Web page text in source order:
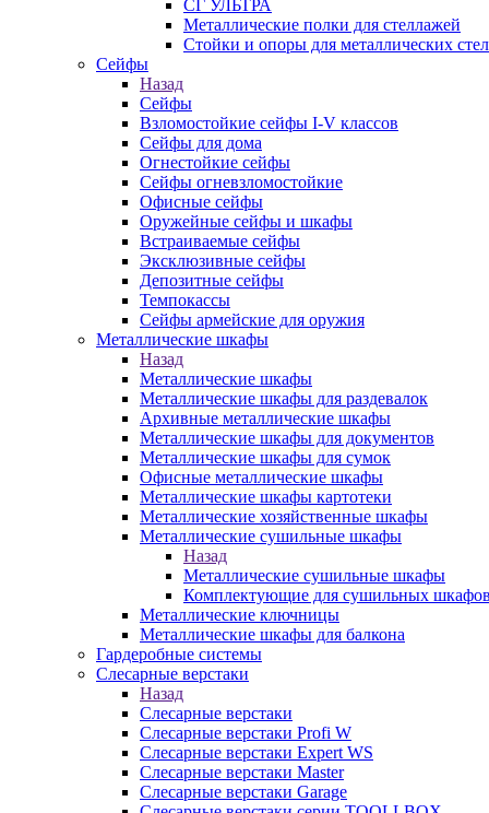
СГ УЛЬТРА
Металлические полки для стеллажей
Стойки и опоры для металлических
Сейфы
Назад
Сейфы
Взломостойкие сейфы I-V классов
Сейфы для дома
Огнестойкие сейфы
Сейфы огневзломостойкие
Офисные сейфы
Оружейные сейфы и шкафы
Встраиваемые сейфы
Эксклюзивные сейфы
Депозитные сейфы
Темпокассы
Сейфы армейские для оружия
Металлические шкафы
Назад
Металлические шкафы
Металлические шкафы для раздевалок
Архивные металлические шкафы
Металлические шкафы для документов
Металлические шкафы для сумок
Офисные металлические шкафы
Металлические шкафы картотеки
Металлические хозяйственные шкафы
Металлические сушильные шкафы
Назад
Металлические сушильные шкафы
Комплектующие для сушильных шкафов
Металлические ключницы
Металлические шкафы для балкона
Гардеробные системы
Слесарные верстаки
Назад
Слесарные верстаки
Слесарные верстаки Profi W
Слесарные верстаки Expert WS
Слесарные верстаки Master
Слесарные верстаки Garage